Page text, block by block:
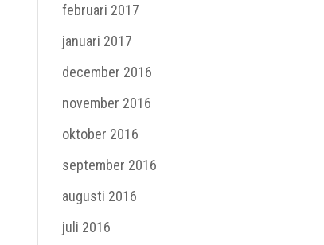
februari 2017
januari 2017
december 2016
november 2016
oktober 2016
september 2016
augusti 2016
juli 2016